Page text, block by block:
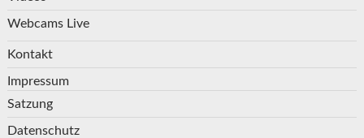
Webcams Live
Kontakt
Impressum
Satzung
Datenschutz